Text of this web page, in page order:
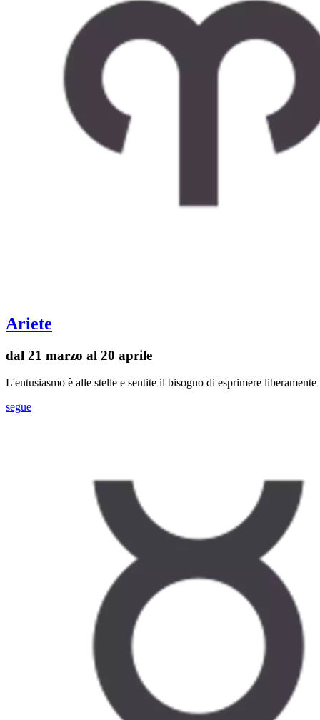
Ariete
dal 21 marzo al 20 aprile
L'entusiasmo è alle stelle e sentite il bisogno di esprimere
segue